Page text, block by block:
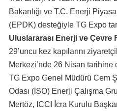
Bakanlığı ve T.C. Enerji
(EPDK) desteğiyle TG Expo
Uluslararası Enerji ve Çevre
29’uncu kez kapılarını
Merkezi’nde 26 Nisan tarihine
TG Expo Genel Müdürü Cem
Odası (İSO) Enerji Çalışma
Mertöz, ICCI İcra Kurulu